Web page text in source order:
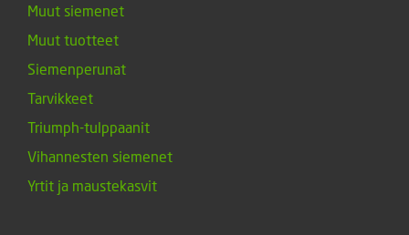
Muut siemenet
Muut tuotteet
Siemenperunat
Tarvikkeet
Triumph-tulppaanit
Vihannesten siemenet
Yrtit ja maustekasvit